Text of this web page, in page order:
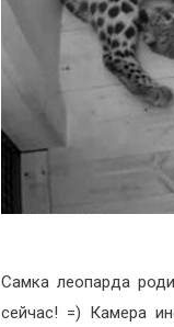
Самка леопарда
сейчас! =) Камера